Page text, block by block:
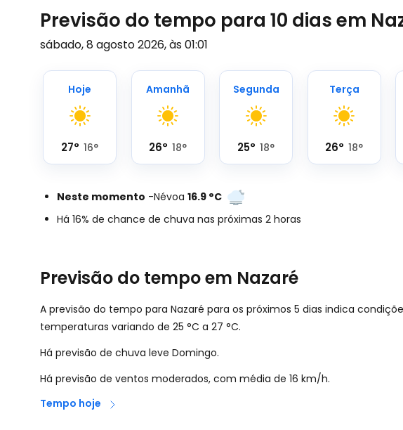
Previsão do tempo para 10 dias em
sábado, 8 agosto 2026, às 01:01
Hoje
27° 16°
Amanhã
26° 18°
Segunda
25° 18°
Terça
26° 18°
Neste momento -Névoa 16.9 °C
Há 16% de chance de chuva nas próximas 2 horas
Previsão do tempo em Nazaré
A previsão do tempo para Nazaré para os próximos 5 dias indica
temperaturas variando de 25 °C a 27 °C.
Há previsão de chuva leve Domingo.
Há previsão de ventos moderados, com média de 16 km/h.
Tempo hoje